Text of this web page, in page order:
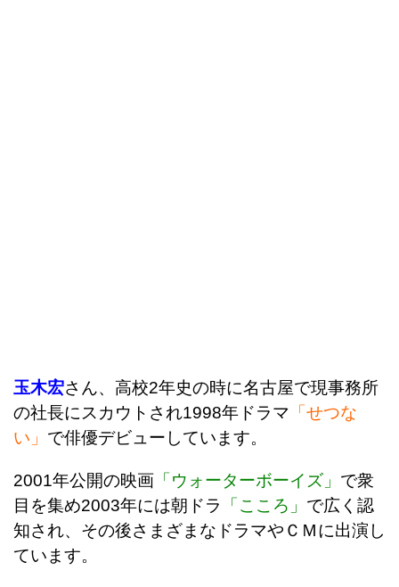
玉木宏さん、高校2年史の時に名古屋で現事務所
の社長にスカウトされ1998年ドラマ 「せつな
い」 で俳優デビューしています。
2001年公開の映画 「ウォーターボーイズ」 で衆
目を集め2003年には朝ドラ
「こころ」 で広く認
知され、 その後さまざまなドラマやＣＭに出演し
ています。